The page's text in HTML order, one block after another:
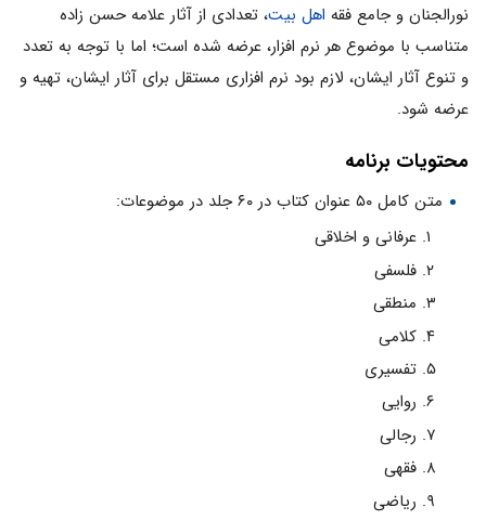
نورالجنان و جامع فقه اهل بيت، تعدادى از آثار علامه حسن زاده
متناسب با موضوع هر نرم‌ افزار، عرضه شده است؛ اما با توجه به تعدد
و تنوع آثار ايشان، لازم بود نرم‌ افزاری مستقل برای آثار ایشان، تهيه و
عرضه شود.
محتویات برنامه
متن کامل ۵۰ عنوان کتاب در ۶۰ جلد در موضوعات:
عرفانى و اخلاقى
فلسفى
منطقى
كلامى
تفسيرى
روايى
رجالى
فقهى
رياضى